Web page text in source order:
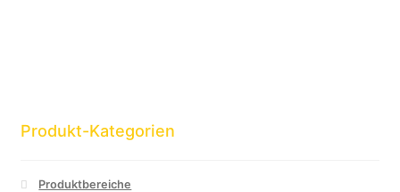
Produkt-Kategorien
Produktbereiche